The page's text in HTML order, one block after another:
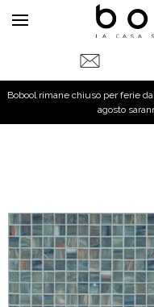
Bobool rimane chiuso per ferie
agosto